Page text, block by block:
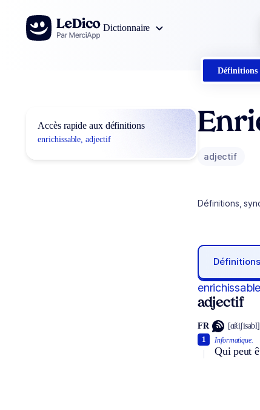
Aller au contenu
Dictionnaire
Définitions
Accès rapide aux définitions
enrichissable, adjectif
adjectif
Définitions,
enrichissable
adjectif
FR [ɑ̃ʀiʃisabl]
Informatique.
Qui peut
1